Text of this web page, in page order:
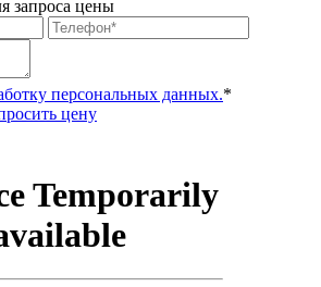
запроса цены
персональных данных.*
цену